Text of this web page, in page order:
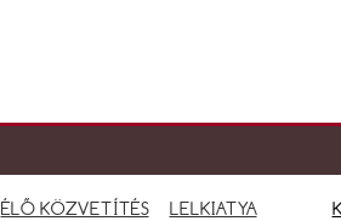
ÉLŐ KÖZVETÍTÉS LELKIATYA